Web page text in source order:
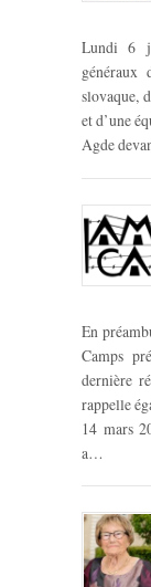
Lundi 6
slovaque,
et d’une
Agde
En
Camps
dernière
rappelle
14 mars
a…